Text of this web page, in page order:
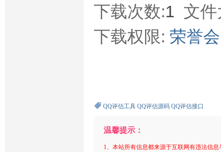
下载次数:1 文
下载权限: 荣誉
QQ评估工具 QQ评估源码 QQ评估接口
温馨提示：
1、本站所有信息都来源于互联网有违法信